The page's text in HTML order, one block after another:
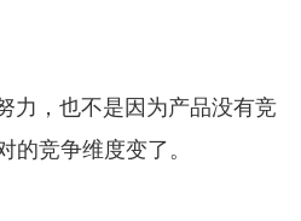
，也不是因为产品没有竞
的竞争维度变了。